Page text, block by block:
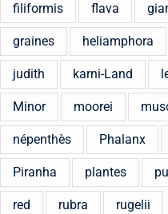
filiformis flava
graines heliamphora
judith karni-Land
Minor moorei
népenthès Phalanx
Piranha plantes
red rubra rugelii